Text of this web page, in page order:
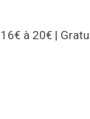
à 20€ |